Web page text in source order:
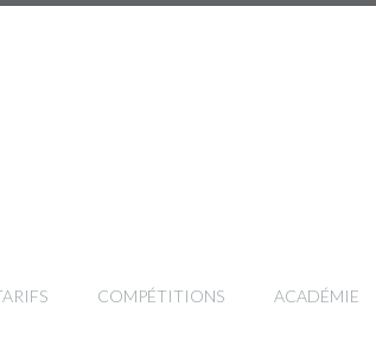
COMPÉTITIONS ACADÉMIE